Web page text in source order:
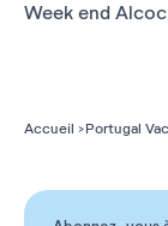
Week end
Accueil Portugal